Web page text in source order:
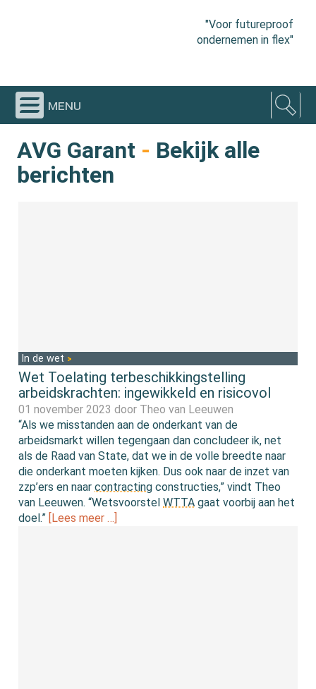
"Voor futureproof
ondernemen in flex"
menu
AVG Garant - Bekijk alle
berichten
In de wet
Wet Toelating terbeschikkingstelling
arbeidskrachten: ingewikkeld en risicovol
01 november 2023 door Theo van Leeuwen
“Als we misstanden aan de onderkant van de
arbeidsmarkt willen tegengaan dan concludeer ik, net
als de Raad van State, dat we in de volle breedte naar
die onderkant moeten kijken. Dus ook naar de inzet van
zzp’ers en naarcontracting constructies,” vindt Theo
van Leeuwen. “WetsvoorstelWTTA gaat voorbij aan het
doel.” [Lees meer …]